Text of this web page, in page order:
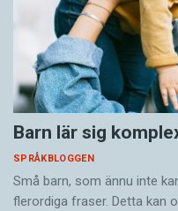
Barn lär sig
SPRÅKBLOGGEN
Små barn, som ännu inte
flerordiga fraser. Detta kan